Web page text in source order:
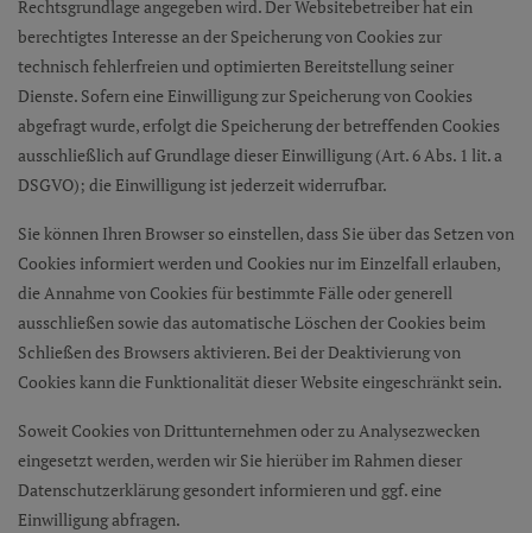
Rechtsgrundlage angegeben wird. Der Websitebetreiber hat ein
berechtigtes Interesse an der Speicherung von Cookies zur
technisch fehlerfreien und optimierten Bereitstellung seiner
Dienste. Sofern eine Einwilligung zur Speicherung von Cookies
abgefragt wurde, erfolgt die Speicherung der betreffenden Cookies
ausschließlich auf Grundlage dieser Einwilligung (Art. 6 Abs. 1 lit. a
DSGVO); die Einwilligung ist jederzeit widerrufbar.
Sie können Ihren Browser so einstellen, dass Sie über das Setzen von
Cookies informiert werden und Cookies nur im Einzelfall erlauben,
die Annahme von Cookies für bestimmte Fälle oder generell
ausschließen sowie das automatische Löschen der Cookies beim
Schließen des Browsers aktivieren. Bei der Deaktivierung von
Cookies kann die Funktionalität dieser Website eingeschränkt sein.
Soweit Cookies von Drittunternehmen oder zu Analysezwecken
eingesetzt werden, werden wir Sie hierüber im Rahmen dieser
Datenschutzerklärung gesondert informieren und ggf. eine
Einwilligung abfragen.